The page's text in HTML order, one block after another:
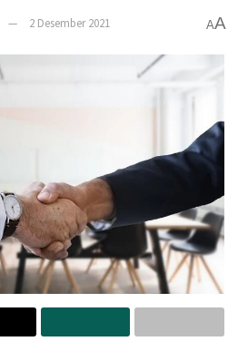
2 Desember 2021 AA